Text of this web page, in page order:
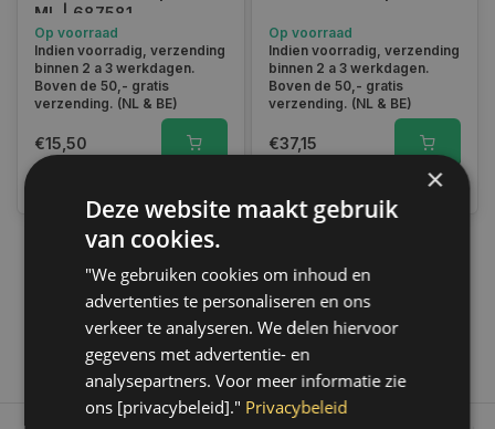
ML | 687581
Op voorraad
Indien voorradig, verzending
binnen 2 a 3 werkdagen.
Boven de 50,- gratis
verzending. (NL & BE)
€15,50
Op voorraad
Indien voorradig, verzending
binnen 2 a 3 werkdagen.
Boven de 50,- gratis
verzending. (NL & BE)
€37,15
1
×
Deze website maakt gebruik
van cookies.
"We gebruiken cookies om inhoud en
advertenties te personaliseren en ons
verkeer te analyseren. We delen hiervoor
gegevens met advertentie- en
analysepartners. Voor meer informatie zie
ons [privacybeleid]." Privacybeleid